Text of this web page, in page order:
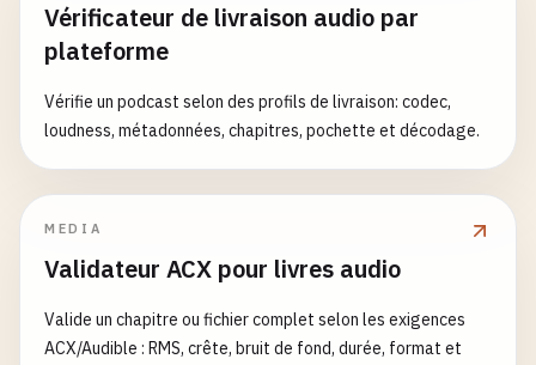
Vérificateur de livraison audio par
plateforme
Vérifie un podcast selon des profils de livraison: codec,
loudness, métadonnées, chapitres, pochette et décodage.
MEDIA
Validateur ACX pour livres audio
Valide un chapitre ou fichier complet selon les exigences
ACX/Audible : RMS, crête, bruit de fond, durée, format et